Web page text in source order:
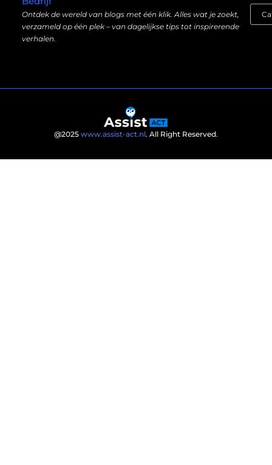
Ontdek de wereld van blogs met één klik. Alles wat je zoekt,
verzameld op één plek – van dagelijkse tips tot inspirerende
verhalen.
@2025 www.assist-act.nl. All Right Reserved.